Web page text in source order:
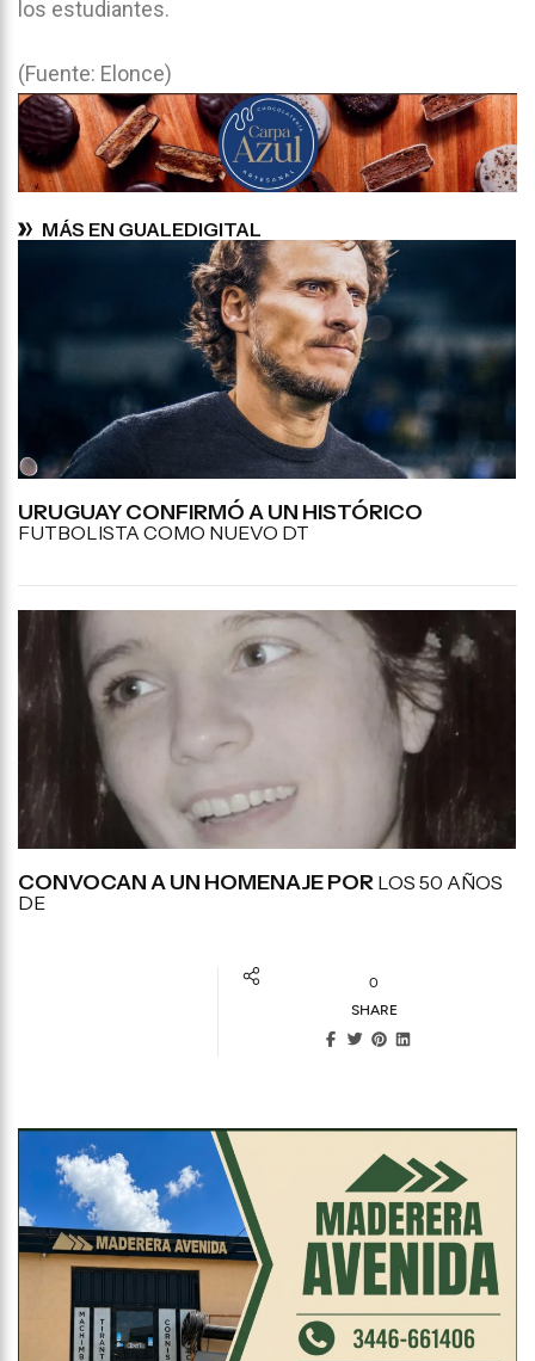
los estudiantes.
(Fuente: Elonce)
MÁS EN GUALEDIGITAL
URUGUAY CONFIRMÓ A UN HISTÓRICO
FUTBOLISTA COMO NUEVO DT
CONVOCAN A UN HOMENAJE POR LOS 50 AÑOS
DE
0
SHARE